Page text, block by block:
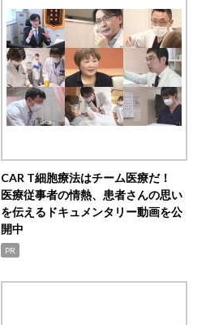
CAR T細胞療法はチーム医療だ！
医療従事者の情熱、患者さんの思い
を伝えるドキュメンタリー動画を公
開中
PR